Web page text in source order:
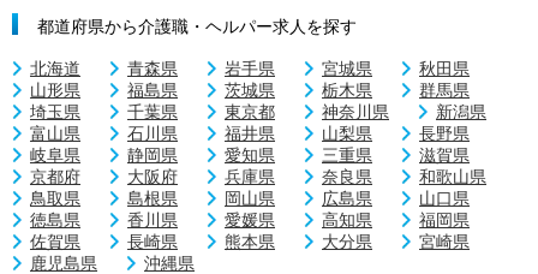
都道府県から介護職・ヘルパー求人を探す
北海道 青森県 岩手県 宮城県
秋田県
山形県
福島県 茨城県 栃木県
群馬県
埼玉県
千葉県 東京都 神奈川県
新潟県
富山県
石川県 福井県 山梨県
長野県
岐阜県
静岡県 愛知県 三重県
滋賀県
京都府
大阪府 兵庫県 奈良県
和歌山県
鳥取県
島根県 岡山県 広島県
山口県
徳島県
香川県 愛媛県 高知県
福岡県
佐賀県
長崎県 熊本県 大分県
宮崎県
鹿児島県
沖縄県